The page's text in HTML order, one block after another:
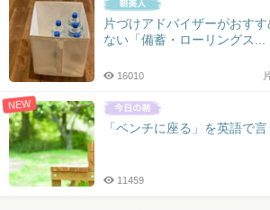
片づけアドバイザーがおす
ない「備蓄・ローリングス...
16010
NEW
「ベンチに座る」を英語で言
11459